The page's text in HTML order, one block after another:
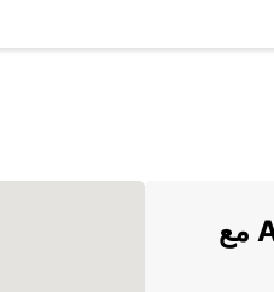
تأجير الشاحنات في Ancenis مع